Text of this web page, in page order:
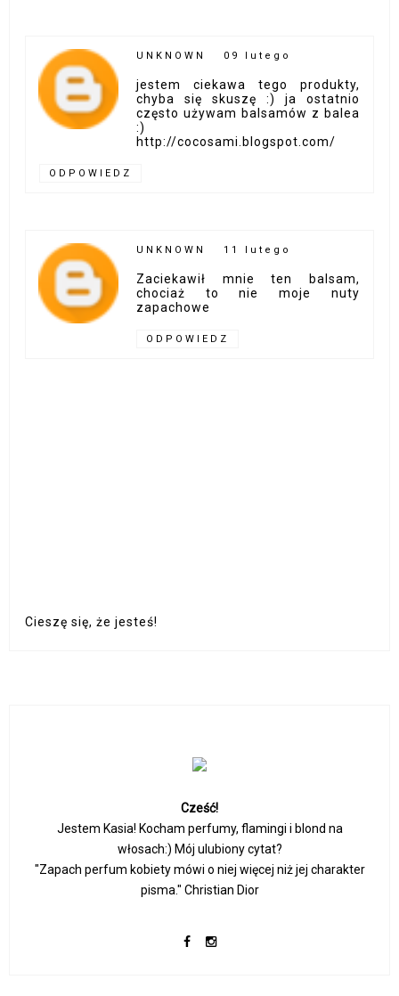
UNKNOWN 09 lutego
jestem ciekawa tego produkty,
chyba się skuszę :) ja ostatnio
często używam balsamów z balea
:)
http://cocosami.blogspot.com/
ODPOWIEDZ
UNKNOWN 11 lutego
Zaciekawił mnie ten balsam,
chociaż to nie moje nuty
zapachowe
ODPOWIEDZ
Cieszę się, że jesteś!
Cześć!
Jestem Kasia! Kocham perfumy, flamingi i blond na
włosach:) Mój ulubiony cytat?
"Zapach perfum kobiety mówi o niej więcej niż jej charakter
pisma." Christian Dior